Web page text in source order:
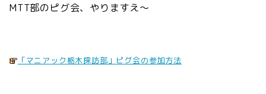
MTT部のピグ会、やりますえ～
「マニアック栃木探訪部」ピグ会の参加方法